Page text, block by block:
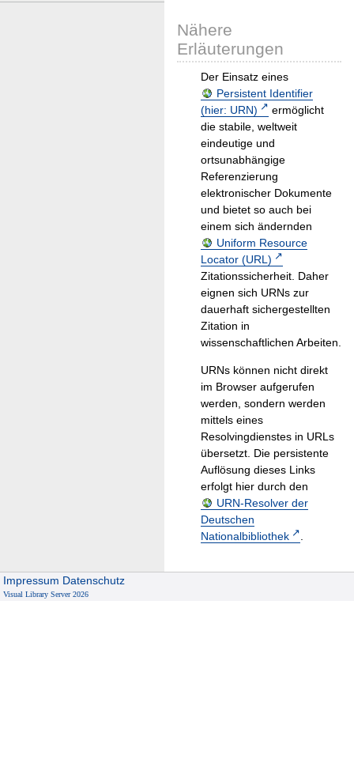
Nähere
Erläuterungen
Der Einsatz eines
Persistent Identifier
(hier: URN)
ermöglicht
die stabile, weltweit
eindeutige und
ortsunabhängige
Referenzierung
elektronischer Dokumente
und bietet so auch bei
einem sich ändernden
Uniform Resource
Locator (URL)
Zitationssicherheit. Daher
eignen sich URNs zur
dauerhaft sichergestellten
Zitation in
wissenschaftlichen Arbeiten.
URNs können nicht direkt
im Browser aufgerufen
werden, sondern werden
mittels eines
Resolvingdienstes in URLs
übersetzt. Die persistente
Auflösung dieses Links
erfolgt hier durch den
URN-Resolver der
Deutschen
Nationalbibliothek
.
Impressum Datenschutz
Visual Library Server 2026